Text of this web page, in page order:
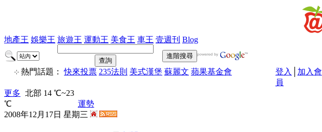
地產王 娛樂王 旅遊王 運動王 美食王 車王 壹週刊 Blog
熱門話題：快來投票 235法則 美式漢堡 蘇麗文 蘋果基金會 登入
加入會
員
更多 北部 14 ℃~23
℃
運勢
2008年12月17日 星期三